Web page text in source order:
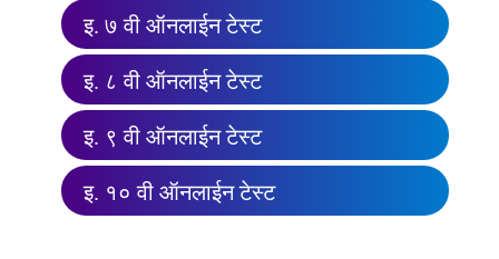
इ. ७ वी ऑनलाईन टेस्ट
इ. ८ वी ऑनलाईन टेस्ट
इ. ९ वी ऑनलाईन टेस्ट
इ. १० वी ऑनलाईन टेस्ट